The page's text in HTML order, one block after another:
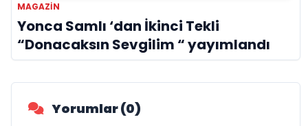
MAGAZIN
Yonca Samlı ‘dan İkinci Tekli
“Donacaksın Sevgilim “ yayımlandı
Yorumlar (0)